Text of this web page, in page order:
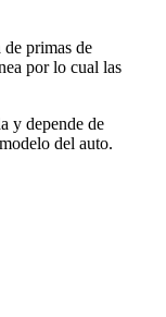
primas de
por lo cual las
y depende de
del auto.